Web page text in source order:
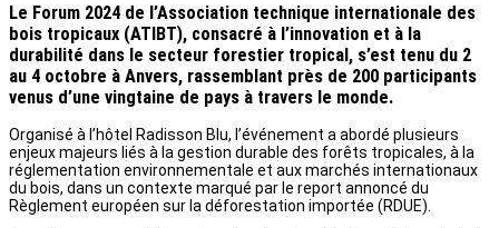
Le Forum 2024 de l’Association technique internationale des
bois tropicaux (ATIBT), consacré à l’innovation et à la
durabilité dans le secteur forestier tropical, s’est tenu du 2
au 4 octobre à Anvers, rassemblant près de 200 participants
venus d’une vingtaine de pays à travers le monde.
Organisé à l’hôtel Radisson Blu, l’événement a abordé plusieurs
enjeux majeurs liés à la gestion durable des forêts tropicales, à la
réglementation environnementale et aux marchés internationaux
du bois, dans un contexte marqué par le report annoncé du
Règlement européen sur la déforestation importée (RDUE).